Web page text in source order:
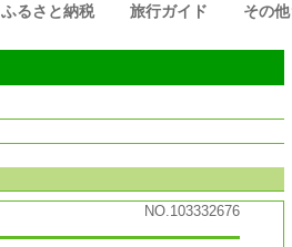
ふるさと納税 旅行ガイド その他
NO.103332676